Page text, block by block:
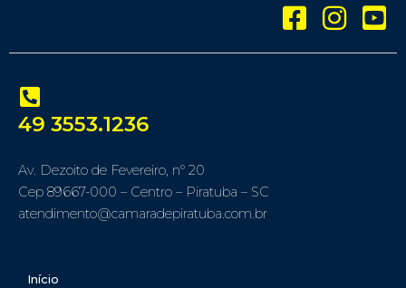
49 3553.1236
Av. Dezoito de Fevereiro, nº 20
Cep 89667-000 – Centro – Piratuba – SC
atendimento@camaradepiratuba.com.br
Início